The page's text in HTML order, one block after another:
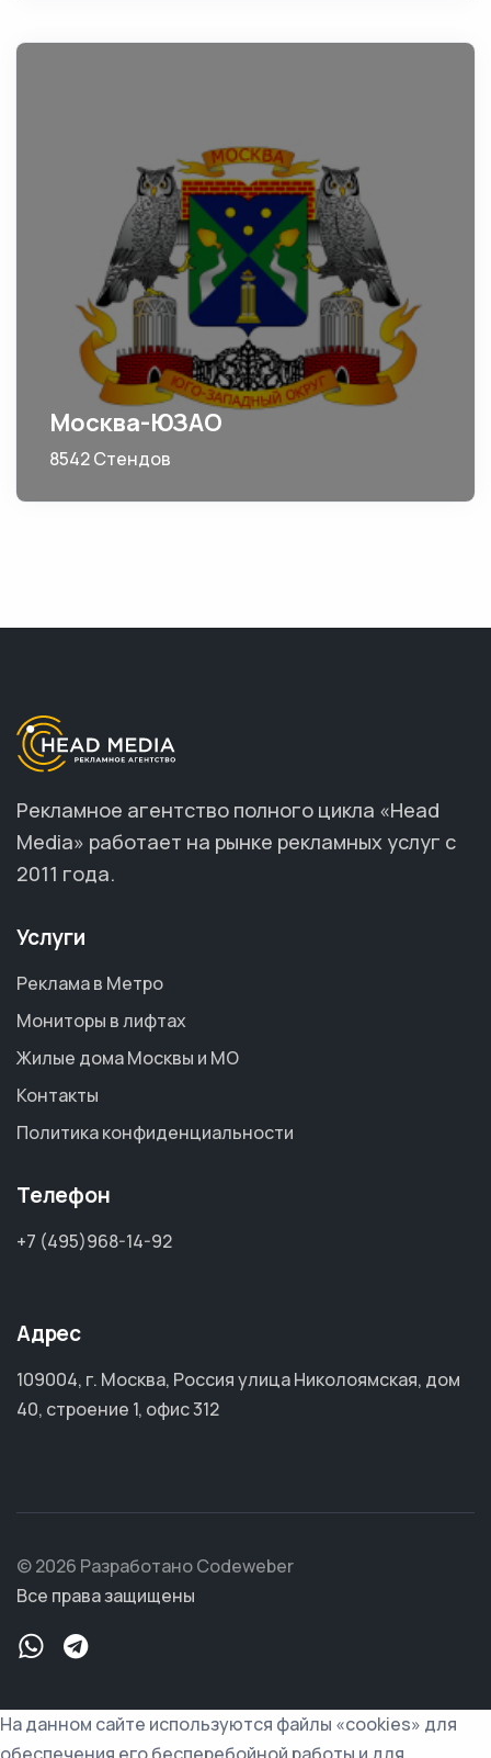
Москва-ЮЗАО
8542 Стендов
Рекламное агентство полного цикла «Head
Media» работает на рынке рекламных услуг с
2011 года.
Услуги
Реклама в Метро
Мониторы в лифтах
Жилые дома Москвы и МО
Контакты
Политика конфиденциальности
Телефон
+7 (495)968-14-92
Адрес
109004, г. Москва, Россия улица Николоямская, дом
40, строение 1, офис 312
© 2026 Разработано Codeweber
Все права защищены
На данном сайте используются файлы «cookies» для